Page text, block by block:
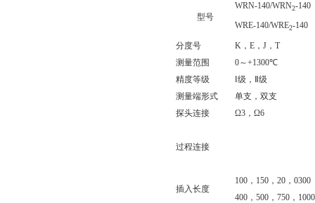
型号
WRN-140/WRN2-140
WRE-140/WRE2-140
分度号 K ， E ， J ， T
测量范围
0～+1300℃
精度等级
Ⅰ级，Ⅱ级
测量端形式
单支，双支
探头连接
Ω3 ， Ω6
过程连接
插入长度
100 ， 150 ， 20 ， 0300
400 ， 500 ， 750 ， 1000